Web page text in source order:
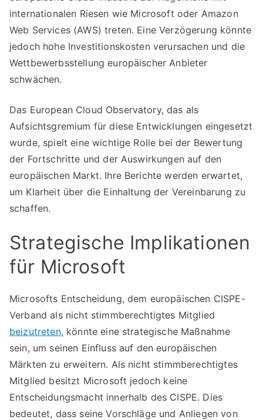
internationalen Riesen wie Microsoft oder Amazon
Web Services (AWS) treten. Eine Verzögerung könnte
jedoch hohe Investitionskosten verursachen und die
Wettbewerbsstellung europäischer Anbieter
schwächen.
Das European Cloud Observatory, das als
Aufsichtsgremium für diese Entwicklungen eingesetzt
wurde, spielt eine wichtige Rolle bei der Bewertung
der Fortschritte und der Auswirkungen auf den
europäischen Markt. Ihre Berichte werden erwartet,
um Klarheit über die Einhaltung der Vereinbarung zu
schaffen.
Strategische Implikationen
für Microsoft
Microsofts Entscheidung, dem europäischen CISPE-
Verband als nicht stimmberechtigtes Mitglied
beizutreten, könnte eine strategische Maßnahme
sein, um seinen Einfluss auf den europäischen
Märkten zu erweitern. Als nicht stimmberechtigtes
Mitglied besitzt Microsoft jedoch keine
Entscheidungsmacht innerhalb des CISPE. Dies
bedeutet, dass seine Vorschläge und Anliegen von